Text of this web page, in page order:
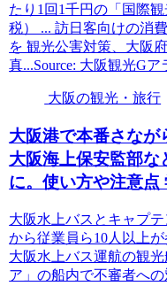
たり1回1千円の「国際
税） ... 訪日客向けの消
を 観光公害対策、大阪
真...Source: 大阪観光Gア
大阪の観光・旅行
大阪港で本番さなが
大阪海上保安監部な
に。使い方や注意点
大阪水上バスとキャプ
から従業員ら10人以上
大阪水上バス運航の観
ア」の船内で不審者へ